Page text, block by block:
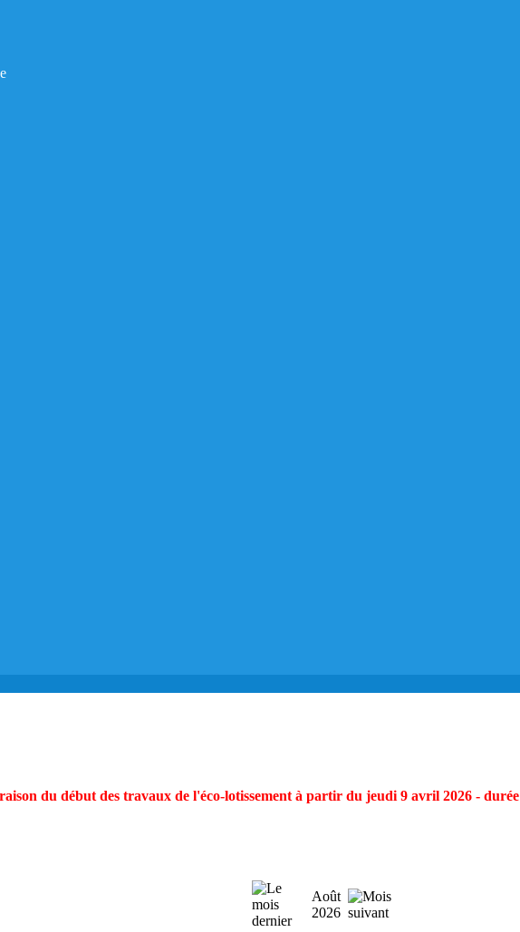
du début des travaux de l'éco-lotissement à partir du jeudi 9 avril 2026 - durée
Août
2026